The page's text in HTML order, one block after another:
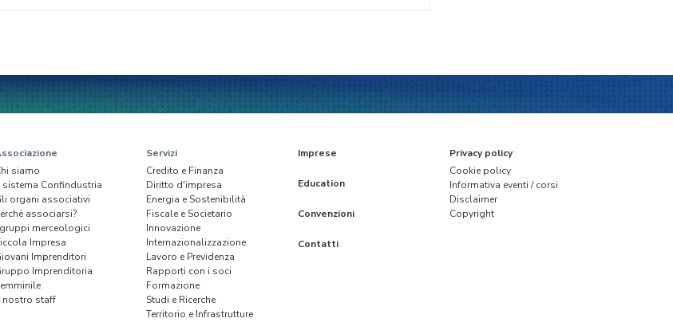
siamo
sistema Confindustria
organi associativi
associarsi?
merceologici
Impresa
Imprenditori
Imprenditoria
nostro staff
Servizi
Credito e Finanza
Diritto d'impresa
Energia e Sostenibilità
Fiscale e Societario
Innovazione
Internazionalizzazione
Lavoro e Previdenza
Rapporti con i soci
Formazione
Studi e Ricerche
Territorio e Infrastrutture
Imprese
Education
Convenzioni
Contatti
Privacy policy
Cookie policy
Informativa eventi / corsi
Disclaimer
Copyright